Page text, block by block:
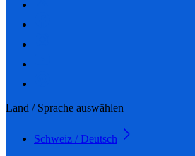
Land / Sprache auswählen
Schweiz / Deutsch